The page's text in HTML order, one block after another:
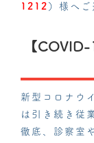
1212 ）様へご
【
新型コロナウ
は引き続き従
徹底、診察室